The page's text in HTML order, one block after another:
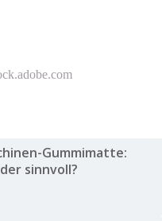
Gummimatte:
sinnvoll?